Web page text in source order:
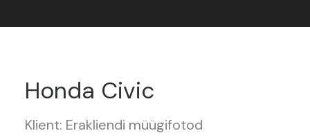
Honda Civic
Klient: Erakliendi müügifotod